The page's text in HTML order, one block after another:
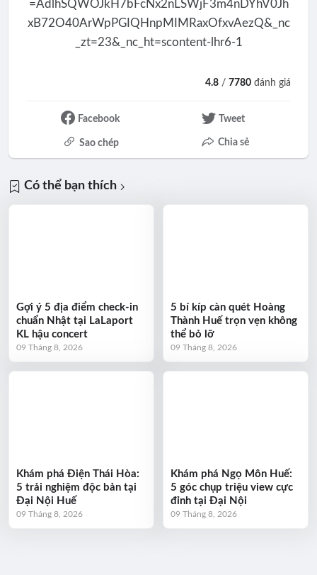
4.8 /7780 đánh giá
Facebook Tweet
Sao chép Chia sẻ
Có thể bạn thích
Gợi ý 5 địa điểm check-in
chuẩn Nhật tại LaLaport
KL hậu concert
09 Tháng 8, 2026
5 bí kíp càn quét Hoàng
Thành Huế trọn vẹn không
thể bỏ lỡ
09 Tháng 8, 2026
Khám phá Điện Thái Hòa:
5 trải nghiệm độc bản tại
Đại Nội Huế
09 Tháng 8, 2026
Khám phá Ngọ Môn Huế:
5 góc chụp triệu view cực
đỉnh tại Đại Nội
09 Tháng 8, 2026